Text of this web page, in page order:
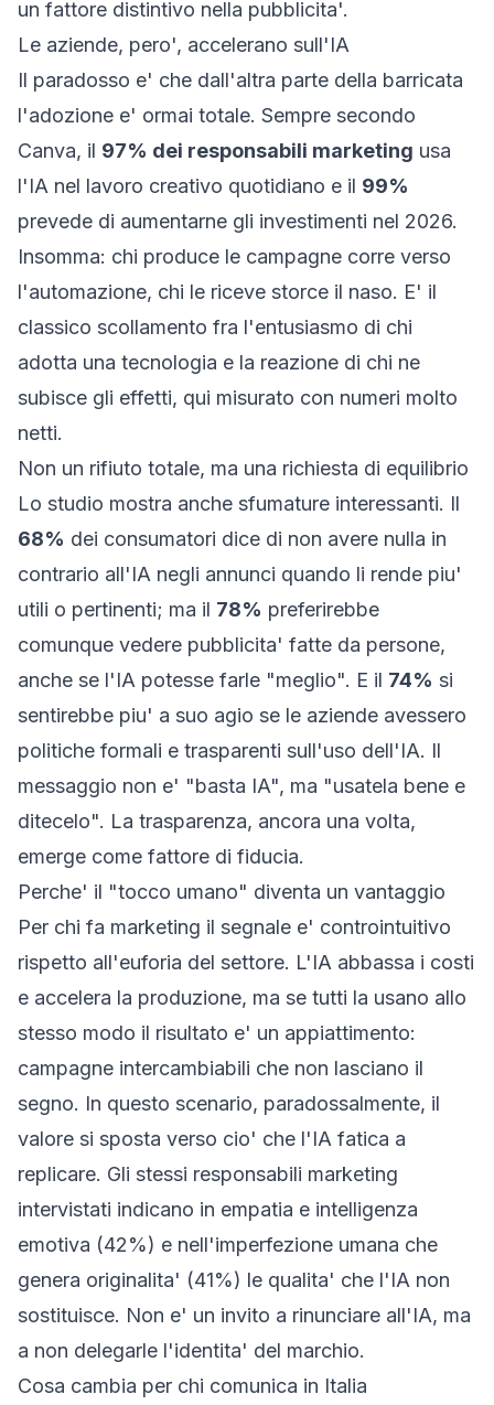
un fattore distintivo nella pubblicita'.
Le aziende, pero', accelerano sull'IA
Il paradosso e' che dall'altra parte della barricata
l'adozione e' ormai totale. Sempre secondo
Canva, il 97% dei responsabili marketing usa
l'IA nel lavoro creativo quotidiano e il 99%
prevede di aumentarne gli investimenti nel 2026.
Insomma: chi produce le campagne corre verso
l'automazione, chi le riceve storce il naso. E' il
classico scollamento fra l'entusiasmo di chi
adotta una tecnologia e la reazione di chi ne
subisce gli effetti, qui misurato con numeri molto
netti.
Non un rifiuto totale, ma una richiesta di equilibrio
Lo studio mostra anche sfumature interessanti. Il
68% dei consumatori dice di non avere nulla in
contrario all'IA negli annunci quando li rende piu'
utili o pertinenti; ma il 78% preferirebbe
comunque vedere pubblicita' fatte da persone,
anche se l'IA potesse farle "meglio". E il 74% si
sentirebbe piu' a suo agio se le aziende avessero
politiche formali e trasparenti sull'uso dell'IA. Il
messaggio non e' "basta IA", ma "usatela bene e
ditecelo". La trasparenza, ancora una volta,
emerge come fattore di fiducia.
Perche' il "tocco umano" diventa un vantaggio
Per chi fa marketing il segnale e' controintuitivo
rispetto all'euforia del settore. L'IA abbassa i costi
e accelera la produzione, ma se tutti la usano allo
stesso modo il risultato e' un appiattimento:
campagne intercambiabili che non lasciano il
segno. In questo scenario, paradossalmente, il
valore si sposta verso cio' che l'IA fatica a
replicare. Gli stessi responsabili marketing
intervistati indicano in empatia e intelligenza
emotiva (42%) e nell'imperfezione umana che
genera originalita' (41%) le qualita' che l'IA non
sostituisce. Non e' un invito a rinunciare all'IA, ma
a non delegarle l'identita' del marchio.
Cosa cambia per chi comunica in Italia